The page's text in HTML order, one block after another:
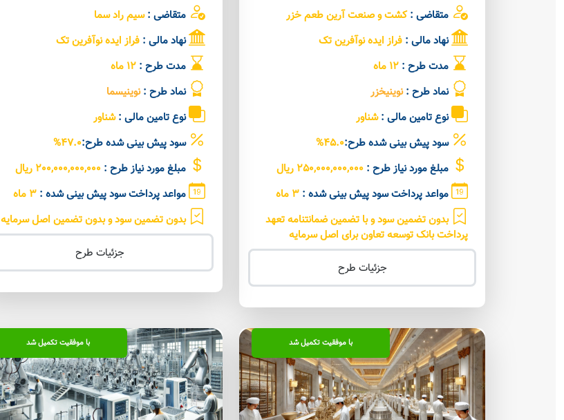
متقاضی :کشت و صنعت آرین طعم خزر
نهاد مالی : فراز ایده نوآفرین تک
مدت طرح : 12 ماه
نماد طرح : نوینیخزر
نوع تامین مالی :شناور
سود پیش بینی شده طرح:45.0%
مبلغ مورد نیاز طرح : 250,000,000,000 ریال
مواعد پرداخت سود پیش بینی شده :
بدون تضمین سود و با تضمین ضمانتنامه تعهد
پرداخت بانک توسعه تعاون برای اصل سرمایه
جزئیات طرح
متقاضی :سیم راد سما
نهاد مالی : فراز ایده نوآفرین تک
مدت طرح : 12 ماه
نماد طرح : نوینیسما
نوع تامین مالی :شناور
سود پیش بینی شده طرح:47.0%
مبلغ مورد نیاز طرح : 200,000,000,000 ریال
مواعد پرداخت سود پیش بینی شده :
بدون تضمین سود و بدون تضمین اصل سرمایه
جزئیات طرح
با موفقیت تکمیل شد با موفقیت تکمیل شد